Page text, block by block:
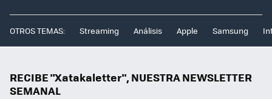
OTROS TEMAS: Streaming Análisis Apple Samsung
RECIBE "Xatakaletter", NUESTRA NEWSLETTER
SEMANAL